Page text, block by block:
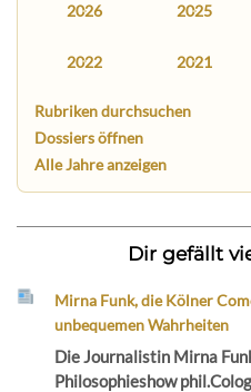
2026 2025
2022 2021
Rubriken durchsuchen
Dossiers öffnen
Alle Jahre anzeigen
Dir gefällt
Mirna Funk, die Kölner
unbequemen Wahrheiten
Die Journalistin Mirna
Philosophieshow